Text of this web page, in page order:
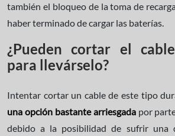
también el bloqueo de la toma de
haber terminado de cargar las baterías.
¿Pueden cortar el
para llevárselo?
Intentar cortar un cable de este tipo
una opción bastante arriesgadapor
debido a la posibilidad de sufrir una